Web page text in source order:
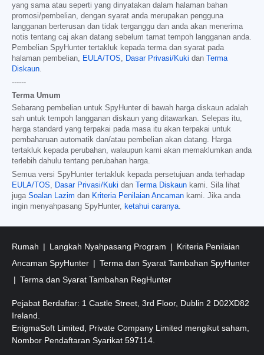
yang sama atau seperti yang dinyatakan dalam halaman bahan
promosi/pembelian, dengan syarat anda merupakan pengguna
langganan berterusan dan tidak terganggu dan anda akan menerima
notis tentang caj akan datang sebelum tamat tempoh langganan anda.
Pembelian SpyHunter tertakluk kepada terma dan syarat pada
halaman pembelian,
EULA/TOS Dasar Privasi/Kuki dan Terma
Diskaun
------
Terma Umum
Sebarang pembelian untuk SpyHunter di bawah harga diskaun adalah
sah untuk tempoh langganan diskaun yang ditawarkan. Selepas itu,
harga standard yang terpakai pada masa itu akan terpakai untuk
pembaharuan automatik dan/atau pembelian akan datang. Harga
tertakluk kepada perubahan, walaupun kami akan memaklumkan anda
terlebih dahulu tentang perubahan harga.
Semua versi SpyHunter tertakluk kepada persetujuan anda terhadap
EULA/TOS
Dasar Privasi/Kuki dan Terma Diskaun kami. Sila lihat
juga Soalan Lazim dan Kriteria Penilaian Ancaman kami. Jika anda
ingin menyahpasang SpyHunter,
ketahui caranya
Rumah Langkah Nyahpasang Program
Kriteria Penilaian
Ancaman SpyHunter
Terma dan Syarat Tambahan SpyHunter
Terma dan Syarat Tambahan RegHunter
Pejabat Berdaftar: 1 Castle Street, 3rd Floor, Dublin 2 D02XD82
Ireland.
EnigmaSoft Limited, Private Company Limited mengikut saham,
Nombor Pendaftaran Syarikat 597114.